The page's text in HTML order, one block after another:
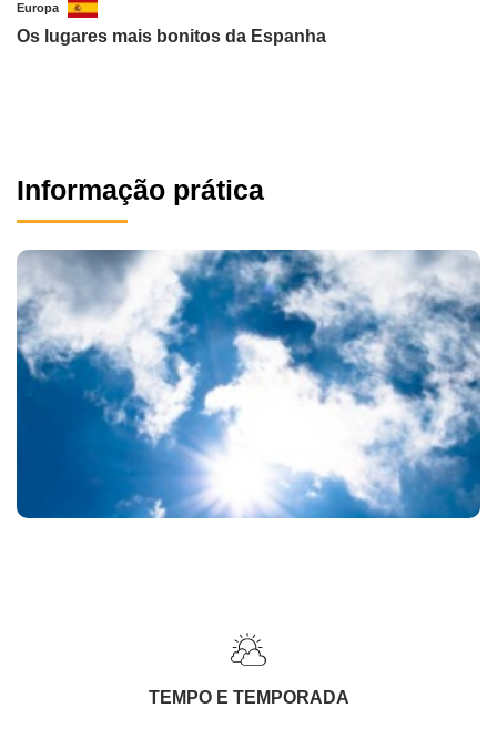
Europa
Os lugares mais bonitos da Espanha
Informação prática
TEMPO E TEMPORADA